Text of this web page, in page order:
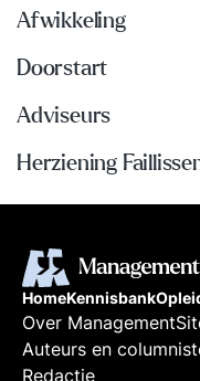
Afwikkeling
Doorstart
Adviseurs
Herziening
HomeKennisbank
Over
Auteurs en
Redactie